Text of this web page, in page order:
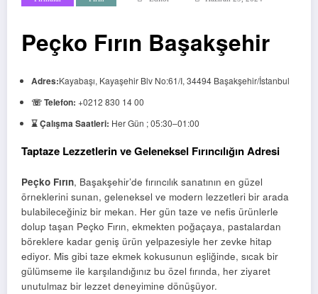
Peçko Fırın Başakşehir
Adres:Kayabaşı, Kayaşehir Blv No:61/I, 34494 Başakşehir/İstanbul
☏ Telefon: +0212 830 14 00
⌛ Çalışma Saatleri: Her Gün ; 05:30–01:00
Taptaze Lezzetlerin ve Geleneksel Fırıncılığın Adresi
Peçko Fırın, Başakşehir’de fırıncılık sanatının en güzel
örneklerini sunan, geleneksel ve modern lezzetleri bir arada
bulabileceğiniz bir mekan. Her gün taze ve nefis ürünlerle
dolup taşan Peçko Fırın, ekmekten poğaçaya, pastalardan
böreklere kadar geniş ürün yelpazesiyle her zevke hitap
ediyor. Mis gibi taze ekmek kokusunun eşliğinde, sıcak bir
gülümseme ile karşılandığınız bu özel fırında, her ziyaret
unutulmaz bir lezzet deneyimine dönüşüyor.